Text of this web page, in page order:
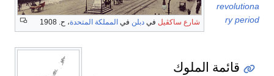
شارع ساكڤيل في دبلن في المملكة المتحدة، ح. 1908
revolutiona
ry period
قائمة الملوك